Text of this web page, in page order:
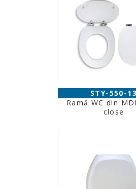
STY-550-13
Ramă WC din
close